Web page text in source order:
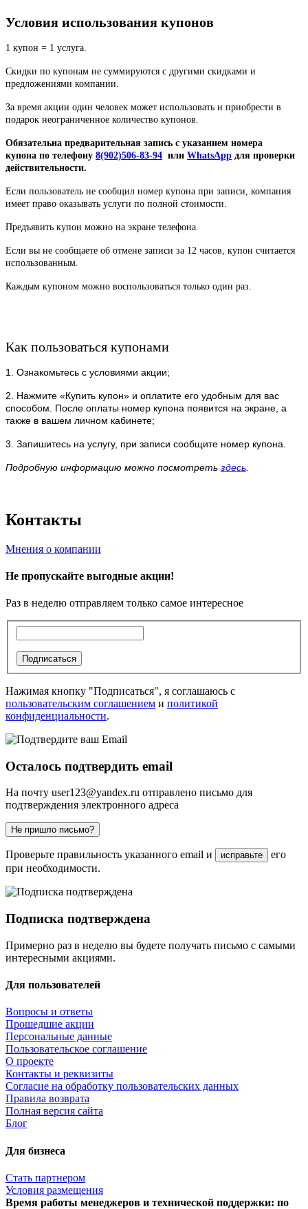
Условия использования купонов
1 купон = 1 услуга.
Скидки по купонам не суммируются с другими скидками и
предложениями компании.
За время акции один человек может использовать и приобрести в
подарок неограниченное количество купонов.
Обязательна предварительная запись с указанием номера
купона по телефону 8(902)506-83-94 или WhatsApp для проверки
действительности.
Если пользователь не сообщил номер купона при записи, компания
имеет право оказывать услуги по полной стоимости.
Предъявить купон можно на экране телефона.
Если вы не сообщаете об отмене записи за 12 часов, купон считается
использованным.
Каждым купоном можно воспользоваться только один раз.
Как пользоваться купонами
1. Ознакомьтесь с условиями акции;
2. Нажмите «Купить купон» и оплатите его удобным для вас
способом. После оплаты номер купона появится на экране, а
также в вашем личном кабинете;
3. Запишитесь на услугу, при записи сообщите номер купона.
Подробную информацию можно посмотреть здесь
Контакты
Мнения о компании
Не пропускайте выгодные акции!
Раз в неделю отправляем только самое интересное
Подписаться
Нажимая кнопку "Подписаться", я соглашаюсь с
пользовательским соглашением и политикой
конфиденциальности.
Осталось подтвердить email
На почту user123@yandex.ru отправлено письмо для
подтверждения электронного адреса
Не пришло письмо?
Проверьте правильность указанного email и исправьте
его
при необходимости.
Подписка подтверждена
Примерно раз в неделю вы будете получать письмо с самыми
интересными акциями.
Для пользователей
Вопросы и ответы
Прошедшие акции
Персональные данные
Пользовательское соглашение
О проекте
Контакты и реквизиты
Согласие на обработку пользовательских данных
Правила возврата
Полная версия сайта
Блог
Для бизнеса
Стать партнером
Условия размещения
Время работы менеджеров и технической поддержки: по